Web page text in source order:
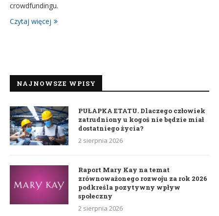
crowdfundingu.
Czytaj więcej
NAJNOWSZE WPISY
PUŁAPKA ETATU. Dlaczego człowiek
zatrudniony u kogoś nie będzie miał
dostatniego życia?
2 sierpnia 2026
Raport Mary Kay na temat
zrównoważonego rozwoju za rok 2026
podkreśla pozytywny wpływ
społeczny
2 sierpnia 2026